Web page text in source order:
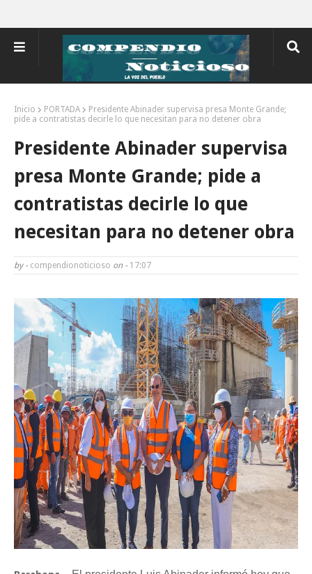
Inicio PORTADA
Presidente Abinader supervisa presa Monte Grande;
pide a contratistas decirle lo que necesitan para no detener obra
Presidente Abinader supervisa
presa Monte Grande; pide a
contratistas decirle lo que
necesitan para no detener obra
by - compendionoticioso on - 17:07